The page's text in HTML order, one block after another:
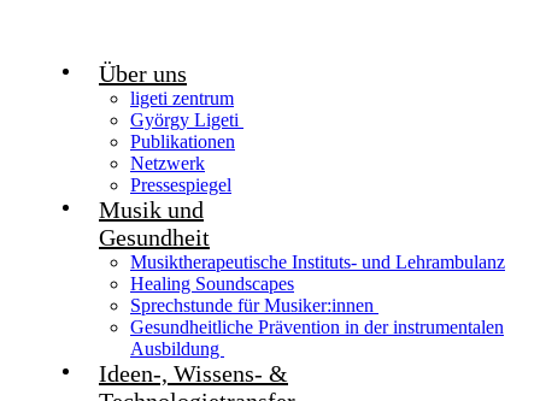
Über uns
ligeti zentrum
György Ligeti
Publikationen
Netzwerk
Pressespiegel
Musik und
Gesundheit
Musiktherapeutische Instituts- und Lehrambulanz
Healing Soundscapes
Sprechstunde für Musiker:innen
Gesundheitliche Prävention in der instrumentalen
Ausbildung
Ideen-, Wissens- &